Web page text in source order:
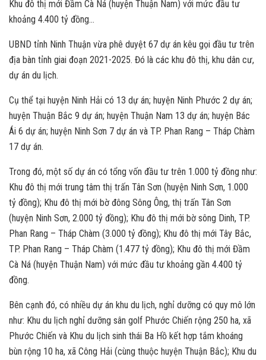
Khu đô thị mới Đầm Cà Ná (huyện Thuận Nam) với mức đầu tư
khoảng 4.400 tỷ đồng…
UBND tỉnh Ninh Thuận vừa phê duyệt 67 dự án kêu gọi đầu tư trên
địa bàn tỉnh giai đoạn 2021-2025. Đó là các khu đô thị, khu dân cư,
dự án du lịch.
Cụ thể tại huyện Ninh Hải có 13 dự án; huyện Ninh Phước 2 dự án;
huyện Thuận Bắc 9 dự án; huyện Thuận Nam 13 dự án; huyện Bác
Ái 6 dự án; huyện Ninh Sơn 7 dự án và TP. Phan Rang – Tháp Chàm
17 dự án.
Trong đó, một số dự án có tổng vốn đầu tư trên 1.000 tỷ đồng như:
Khu đô thị mới trung tâm thị trấn Tân Sơn (huyện Ninh Sơn, 1.000
tỷ đồng); Khu đô thị mới bờ đông Sông Ông, thị trấn Tân Sơn
(huyện Ninh Sơn, 2.000 tỷ đồng); Khu đô thị mới bờ sông Dinh, TP.
Phan Rang – Tháp Chàm (3.000 tỷ đồng); Khu đô thị mới Tây Bắc,
TP. Phan Rang – Tháp Chàm (1.477 tỷ đồng); Khu đô thị mới Đầm
Cà Ná (huyện Thuận Nam) với mức đầu tư khoảng gần 4.400 tỷ
đồng.
Bên cạnh đó, có nhiều dự án khu du lịch, nghỉ dưỡng có quy mô lớn
như: Khu du lịch nghỉ dưỡng sân golf Phước Chiến rộng 250 ha, xã
Phước Chiến và Khu du lịch sinh thái Ba Hồ kết hợp tắm khoáng
bùn rộng 10 ha, xã Công Hải (cùng thuộc huyện Thuận Bắc); Khu du